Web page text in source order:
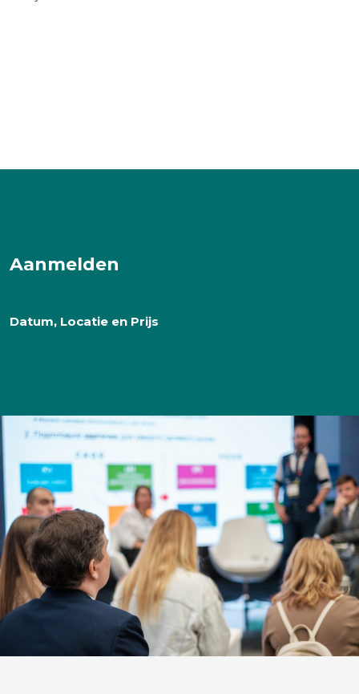
Aanmelden
Datum, Locatie en Prijs